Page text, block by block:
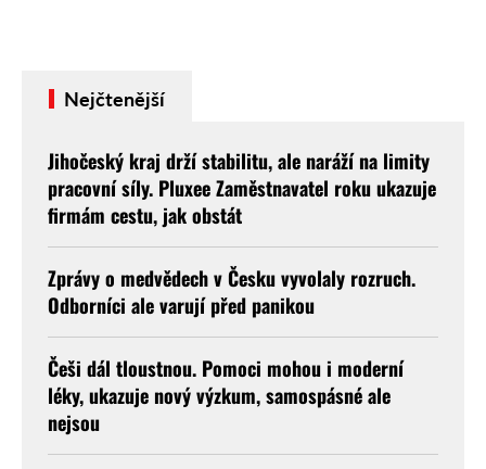
Nejčtenější
Jihočeský kraj drží stabilitu, ale naráží na limity
pracovní síly. Pluxee Zaměstnavatel roku ukazuje
firmám cestu, jak obstát
Zprávy o medvědech v Česku vyvolaly rozruch.
Odborníci ale varují před panikou
Češi dál tloustnou. Pomoci mohou i moderní
léky, ukazuje nový výzkum, samospásné ale
nejsou